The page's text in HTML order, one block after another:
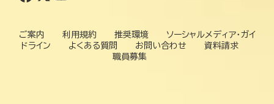
ご案内 利用規約 推奨環境
ソーシャルメディア・ガイ
ドライン
よくある質問 お問い合わせ
資料請求
職員募集